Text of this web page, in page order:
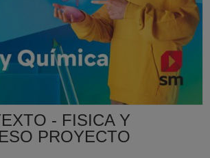
- FISICA Y
PROYECTO